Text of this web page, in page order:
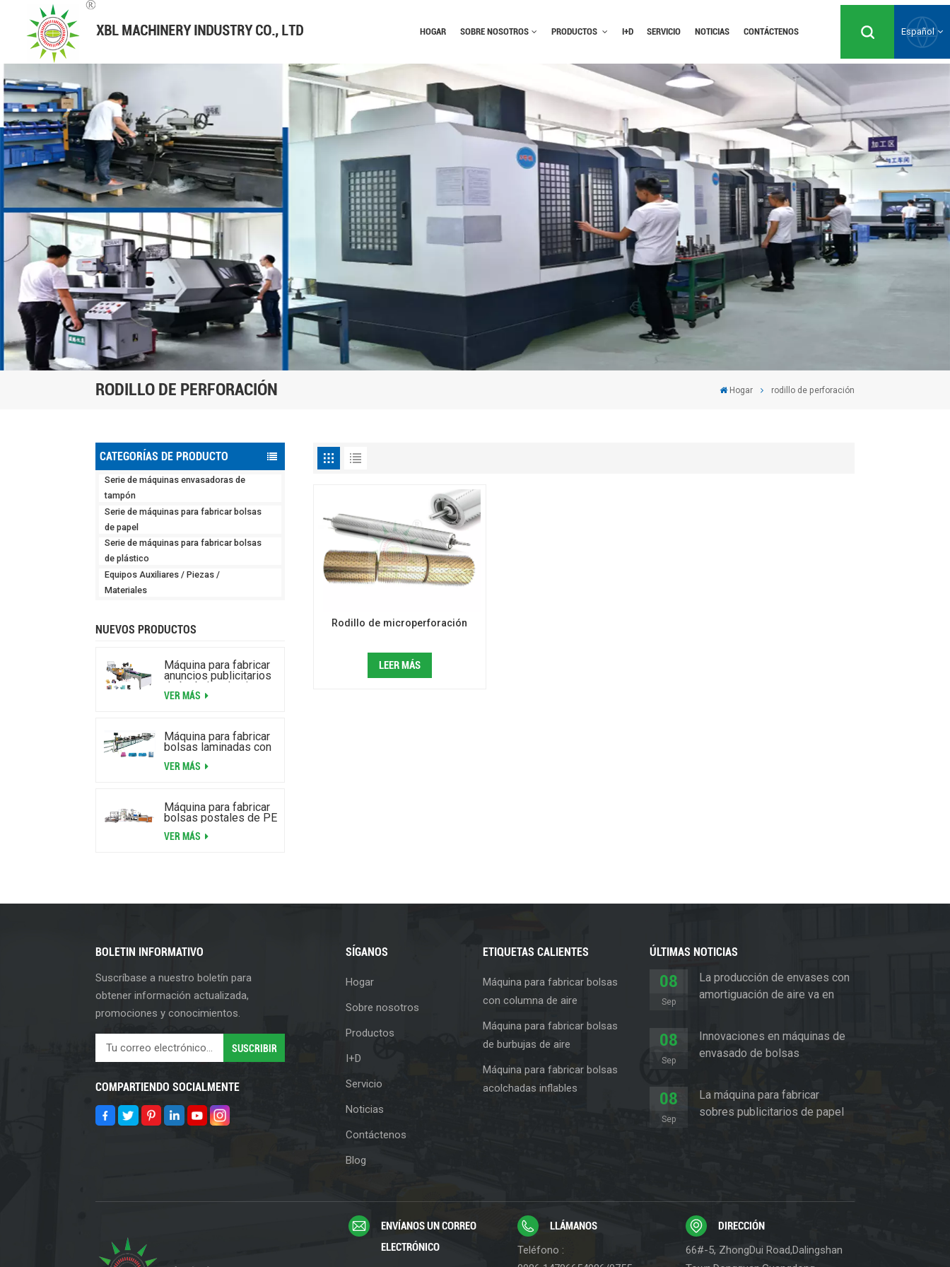
HOGAR SOBRE NOSOTROS PRODUCTOS I+D SERVICIO NOTICIAS CONTÁCTENOS Español
English
Русский
Español
Português
RODILLO DE PERFORACIÓN Hogar rodillo de perforación
CATEGORÍAS DE PRODUCTO
Serie de máquinas envasadoras de
tampón
Serie de máquinas para fabricar bolsas
de papel
Serie de máquinas para fabricar bolsas
de plástico
Equipos Auxiliares / Piezas /
Materiales
NUEVOS PRODUCTOS
Máquina para fabricar
anuncios publicitarios
de burbujas de aire
laminados de alta
VER MÁS
Máquina para fabricar
bolsas laminadas con
cremallera y burbujas
de aire
VER MÁS
Máquina para fabricar
bolsas postales de PE
VER MÁS
Rodillo de microperforación
LEER MÁS
BOLETIN INFORMATIVO
Suscríbase a nuestro boletín para
obtener información actualizada,
promociones y conocimientos.
COMPARTIENDO SOCIALMENTE
SÍGANOS
Hogar
Sobre nosotros
Productos
I+D
Servicio
Noticias
Contáctenos
Blog
ETIQUETAS CALIENTES
Máquina para fabricar bolsas
con columna de aire
Máquina para fabricar bolsas
de burbujas de aire
Máquina para fabricar bolsas
acolchadas inflables
ÚLTIMAS NOTICIAS
08
Sep
La producción de envases con
amortiguación de aire va en
08
Sep
Innovaciones en máquinas de
envasado de bolsas
08
Sep
La máquina para fabricar
sobres publicitarios de papel
ENVÍANOS UN CORREO
ELECTRÓNICO
LLÁMANOS
Teléfono :
DIRECCIÓN
66#-5, ZhongDui Road,Dalingshan